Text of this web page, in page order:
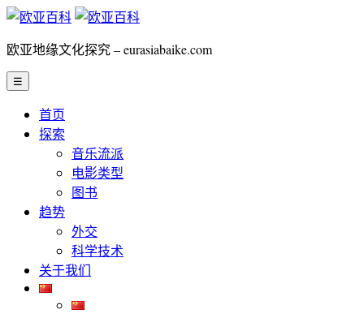
欧亚地缘文化探究 – eurasiabaike.com
☰
首页
探索
音乐流派
电影类型
图书
趋势
外交
科学技术
关于我们